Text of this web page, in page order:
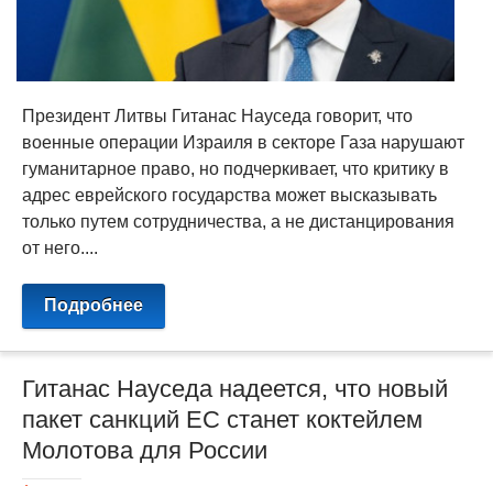
Президент Литвы Гитанас Науседа говорит, что
военные операции Израиля в секторе Газа нарушают
гуманитарное право, но подчеркивает, что критику в
адрес еврейского государства может высказывать
только путем сотрудничества, а не дистанцирования
от него....
Подробнее
Гитанас Науседа надеется, что новый
пакет санкций ЕС станет коктейлем
Молотова для России